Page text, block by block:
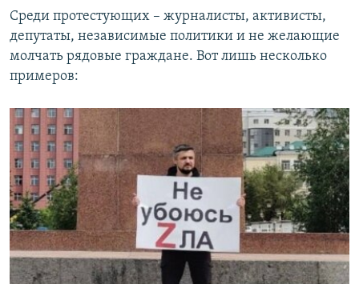
Среди протестующих – журналисты, активисты,
депутаты, независимые политики и не желающие
молчать рядовые граждане. Вот лишь несколько
примеров: